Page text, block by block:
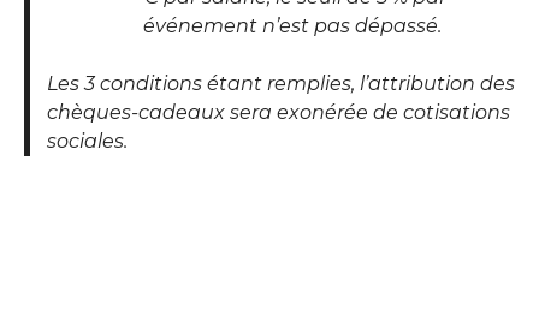
événement n’est pas dépassé.
Les 3 conditions étant remplies, l’attribution des
chèques-cadeaux sera exonérée de cotisations
sociales.